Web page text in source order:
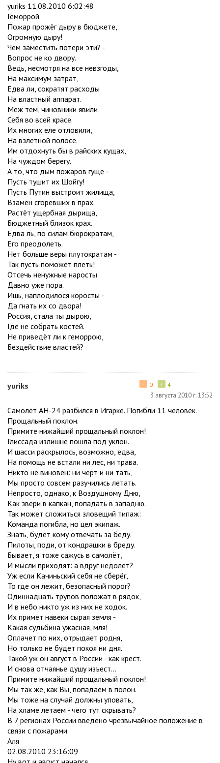
yuriks 11.08.2010 6:02:48
Геморрой.
Пожар прожёг дыру в бюджете,
Огромную дыру!
Чем заместить потери эти? -
Вопрос не ко двору.
Ведь, несмотря на все невзгоды,
На максимум затрат,
Едва ли, сократят расходы
На властный аппарат.
Меж тем, чиновники явили
Себя во всей красе.
Их многих еле отловили,
На взлётной полосе.
Им отдохнуть бы в райских кущах,
На чуждом берегу.
А то, что дым пожаров гуще -
Пусть тушит их Шойгу!
Пусть Путин выстроит жилища,
Взамен сгоревших в прах.
Растёт ущербная дырища,
Бюджетный близок крах.
Едва ль, по силам бюрократам,
Его преодолеть.
Нет больше веры плутократам -
Так пусть поможет плеть!
Отсечь ненужные наросты
Давно уже пора.
Ишь, наплодилося коросты -
Да гнать их со двора!
Россия, стала ты дырою,
Где не собрать костей.
Не приведёт ли к геморрою,
Бездействие властей?
yuriks + 4
− 0
3 августа 2010 г. 13:52
Самолёт АН-24 разбился в Игарке. Погибли 11 человек.
Прощальный поклон.
Примите нижайший прощальный поклон!
Глиссада излишне пошла под уклон.
И шасси раскрылось, возможно, едва,
На помощь не встали ни лес, ни трава.
Никто не виновен: ни чёрт и ни тать,
Мы просто совсем разучились летать.
Непросто, однако, к Воздушному Дню,
Как звери в капкан, попадать в западню.
Так может сложиться зловещий типаж:
Команда погибла, но цел экипаж.
Знать, будет кому отвечать за беду.
Пилоты, поди, от кондрашки в бреду.
Бывает, я тоже сажусь в самолёт,
И мысли приходят: а вдруг недолёт?
Уж если Качиньский себя не сберёг,
То где он лежит, безопасный порог?
Одиннадцать трупов положат в рядок,
И в небо никто уж из них не ходок.
Их примет навеки сырая земля -
Какая судьбина ужасная, мля!
Оплачет по них, отрыдает родня,
Но только не будет покоя ни дня.
Такой уж он август в России - как крест.
И снова отчаянье душу изъест...
Примите нижайший прощальный поклон!
Мы так же, как Вы, попадаем в полон.
Мы тоже на случай должны уповать,
На хламе летаем - чего тут скрывать?
В 7 регионах России введено чрезвычайное положение в
связи с пожарами
Аля
02.08.2010 23:16:09